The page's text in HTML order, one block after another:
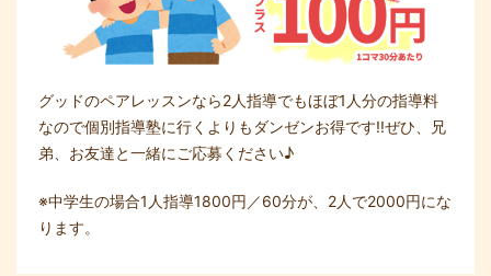
グッドのペアレッスンなら2人指導でもほぼ1人分の指導料
なので個別指導塾に行くよりもダンゼンお得です!!ぜひ、兄
弟、お友達と一緒にご応募ください♪
※中学生の場合1人指導1800円／60分が、2人で2000円にな
ります。